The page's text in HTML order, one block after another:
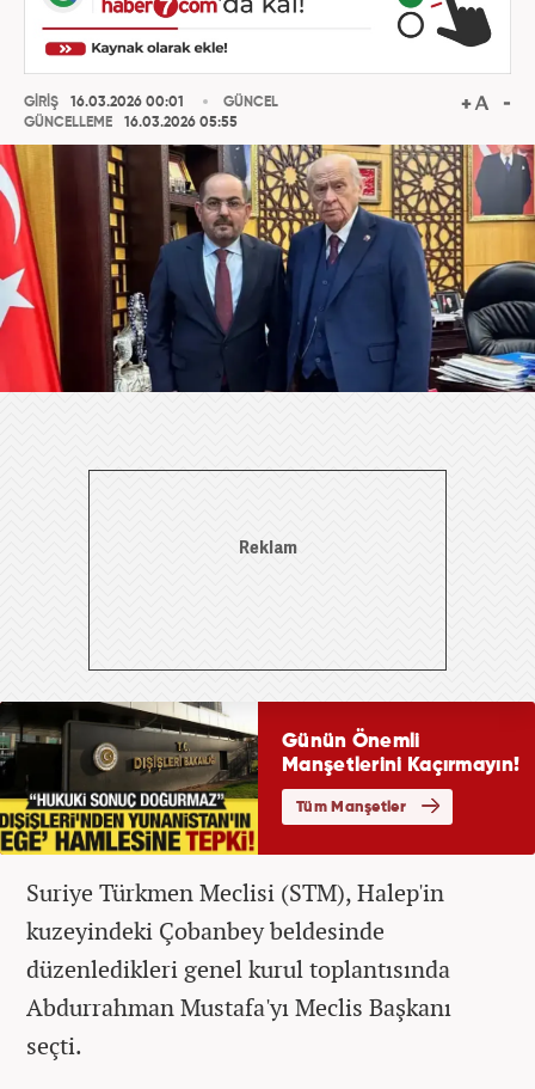
GİRİŞ
16.03.2026 00:01
GÜNCELLEME
16.03.2026 05:55
GÜNCEL
Suriye Türkmen Meclisi (STM), Halep'in
kuzeyindeki Çobanbey beldesinde
düzenledikleri genel kurul toplantısında
Abdurrahman Mustafa'yı Meclis Başkanı
seçti.